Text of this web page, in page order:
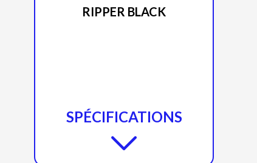
RIPPER BLACK
SPÉCIFICATIONS